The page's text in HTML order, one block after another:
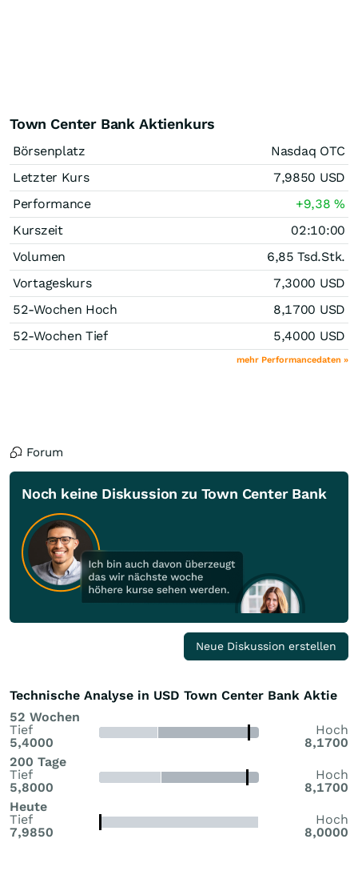
Town Center Bank Aktienkurs
Börsenplatz
Nasdaq OTC
Letzter Kurs
7,9850 USD
Performance
+9,38%
Kurszeit
02:10:00
Volumen
6,85 Tsd.Stk.
Vortageskurs
7,3000 USD
52-Wochen Hoch
8,1700 USD
52-Wochen Tief
5,4000 USD
mehr Performancedaten »
Forum
Noch keine Diskussion zu Town Center Bank
Neue Diskussion erstellen
Technische Analyse in USD Town Center Bank Aktie
52 Wochen
Tief
5,4000
Hoch
8,1700
200 Tage
Tief
5,8000
Hoch
8,1700
Heute
Tief
7,9850
Hoch
8,0000